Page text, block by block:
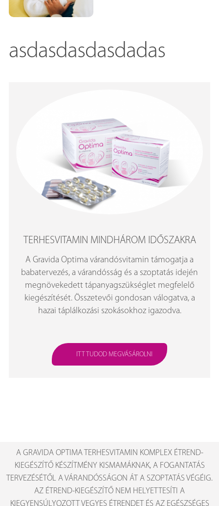
asdasdasdasdadas
TERHESVITAMIN MINDHÁROM IDŐSZAKRA
A Gravida Optima várandósvitamin támogatja a
babatervezés, a várandósság és a szoptatás idején
megnövekedett tápanyagszükséglet megfelelő
kiegészítését. Összetevői gondosan válogatva, a
hazai táplálkozási szokásokhoz igazodva.
ITT TUDOD MEGVÁSÁROLNI
A GRAVIDA OPTIMA TERHESVITAMIN KOMPLEX ÉTREND-
KIEGÉSZÍTŐ KÉSZÍTMÉNY KISMAMÁKNAK, A FOGANTATÁS
TERVEZÉSÉTŐL A VÁRANDÓSSÁGON ÁT A SZOPTATÁS VÉGÉIG.
AZ ÉTREND-KIEGÉSZÍTŐ NEM HELYETTESÍTI A
KIEGYENSÚLYOZOTT VEGYES ÉTRENDET ÉS AZ EGÉSZSÉGES